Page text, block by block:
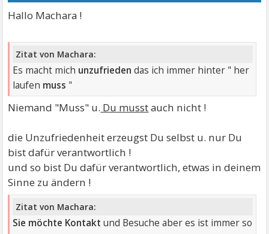
Hallo Machara !
Zitat von Machara:
Es macht mich unzufrieden das ich immer hinter " her
laufen muss "
Niemand "Muss" u. Du musstauch nicht !
die Unzufriedenheit erzeugst Du selbst u. nur Du
bist dafür verantwortlich !
und so bist Du dafür verantwortlich, etwas in deinem
Sinne zu ändern !
Zitat von Machara:
Sie möchte Kontakt und Besuche aber es ist immer so